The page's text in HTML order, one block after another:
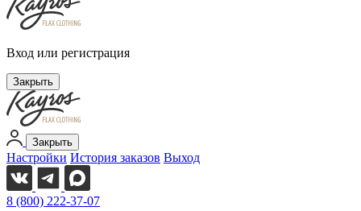
Вход или регистрация
Закрыть
Закрыть
Настройки История заказов Выход
8 (800) 222-37-07